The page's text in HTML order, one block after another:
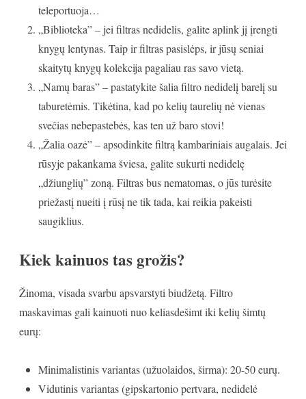
teleportuoja…
„Biblioteka” – jei filtras nedidelis, galite aplink jį įrengti
knygų lentynas. Taip ir filtras pasislėps, ir jūsų seniai
skaitytų knygų kolekcija pagaliau ras savo vietą.
„Namų baras” – pastatykite šalia filtro nedidelį barelį su
taburetėmis. Tikėtina, kad po kelių taurelių nė vienas
svečias nebepastebės, kas ten už baro stovi!
„Žalia oazė” – apsodinkite filtrą kambariniais augalais. Jei
rūsyje pakankama šviesa, galite sukurti nedidelę
„džiunglių” zoną. Filtras bus nematomas, o jūs turėsite
priežastį nueiti į rūsį ne tik tada, kai reikia pakeisti
saugiklius.
Kiek kainuos tas grožis?
Žinoma, visada svarbu apsvarstyti biudžetą. Filtro
maskavimas gali kainuoti nuo keliasdešimt iki kelių šimtų
eurų:
Minimalistinis variantas (užuolaidos, širma): 20-50 eurų.
Vidutinis variantas (gipskartonio pertvara, nedidelė